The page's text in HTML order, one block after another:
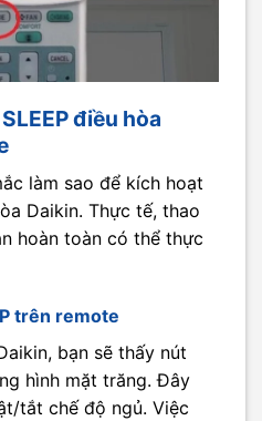
điều hòa
làm sao để kích hoạt
Daikin. Thực tế, thao
hoàn toàn có thể thực
trên remote
bạn sẽ thấy nút
hình mặt trăng. Đây
tắt chế độ ngủ. Việc